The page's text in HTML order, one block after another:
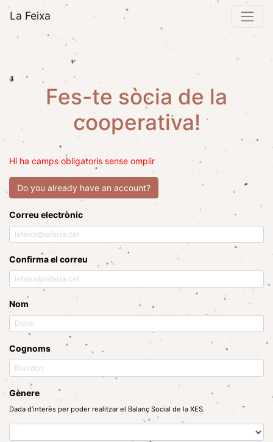
La Feixa
Fes-te sòcia de la
cooperativa!
Hi ha camps obligatoris sense omplir
Do you already have an account?
Correu electrònic
Confirma el correu
Nom
Cognoms
Gènere
Dada d’interès per poder realitzar el Balanç Social de la XES.